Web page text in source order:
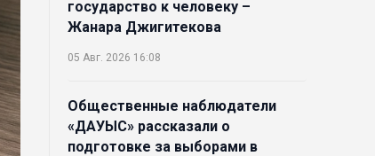
государство к человеку –
Жанара Джигитекова
05 Авг. 2026 16:08
Общественные наблюдатели
«ДАУЫС» рассказали о
подготовке за выборами в